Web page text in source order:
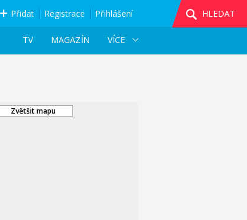
Přidat Registrace Přihlášení
HLEDAT
VÍCE
MAGAZÍN
TV
Zvětšit mapu